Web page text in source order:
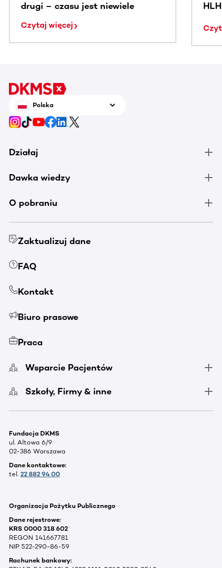
drugi – czasu jest niewiele
Czytaj więcej
Polska
Działaj
Dawka wiedzy
O pobraniu
Zaktualizuj dane
FAQ
Kontakt
Biuro prasowe
Praca
Wsparcie Pacjentów
Szkoły, Firmy & inne
Fundacja DKMS
ul. Altowa 6/9
02-386 Warszawa
Dane kontaktowe:
tel. 22 882 94 00
Organizacja Pożytku Publicznego
Dane rejestrowe:
KRS 0000 318 602
REGON 141667781
NIP 522-290-86-59
Rachunek bankowy: